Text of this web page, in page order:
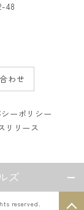
48
わせ
ーポリシー
リリース
ズ
reserved.